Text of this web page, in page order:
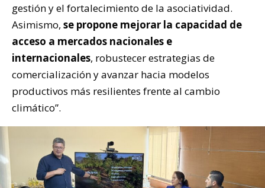
gestión y el fortalecimiento de la asociatividad.
Asimismo, se propone mejorar la capacidad de
acceso a mercados nacionales e
internacionales, robustecer estrategias de
comercialización y avanzar hacia modelos
productivos más resilientes frente al cambio
climático”.